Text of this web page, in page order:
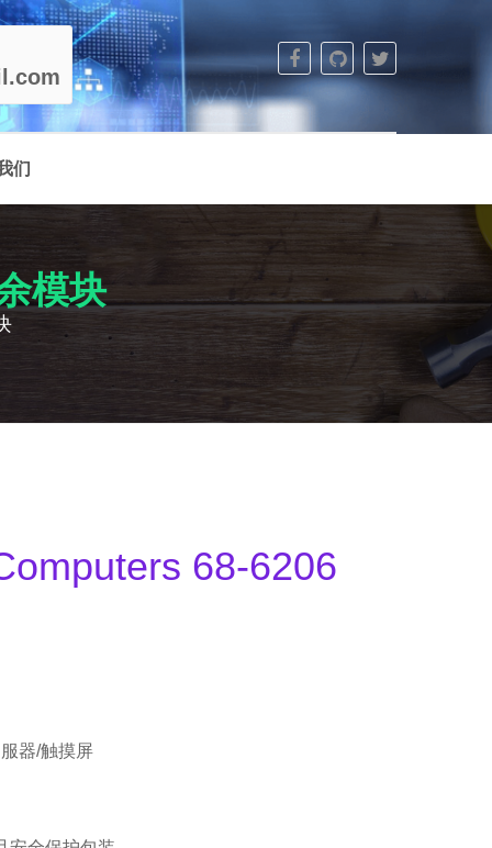
们
模块
68-6206
器/触摸屏